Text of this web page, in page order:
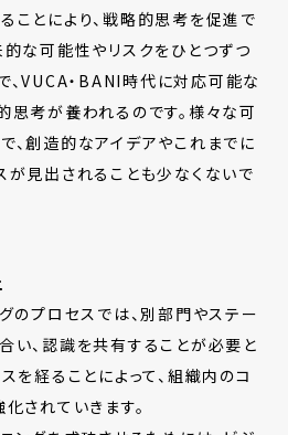
ことにより、戦略的思考を促進で
的な可能性やリスクをひとつずつ
、VUCA・BANI時代に対応可能な
思考が養われるのです。様々な可
、創造的なアイデアやこれまでに
が見出されることも少なくないで
のプロセスでは、別部門やステー
い、認識を共有することが必要と
を経ることによって、組織内のコ
されていきます。